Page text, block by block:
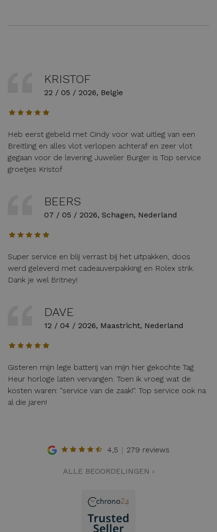
KRISTOF
22 / 05 / 2026, Belgie
Heb eerst gebeld met Cindy voor wat uitleg van een
Breitling en alles vlot verlopen achteraf en zeer vlot
gegaan voor de levering Juwelier Burger is Top service
groetjes Kristof
BEERS
07 / 05 / 2026, Schagen, Nederland
Super service en blij verrast bij het uitpakken, doos
werd geleverd met cadeauverpakking en Rolex strik.
Dank je wel Britney!
DAVE
12 / 04 / 2026, Maastricht, Nederland
Gisteren mijn lege batterij van mijn hier gekochte Tag
Heur horloge laten vervangen. Toen ik vroeg wat de
kosten waren: "service van de zaak!". Top service ook na
al die jaren!
4,5 279 reviews
ALLE BEOORDELINGEN ›